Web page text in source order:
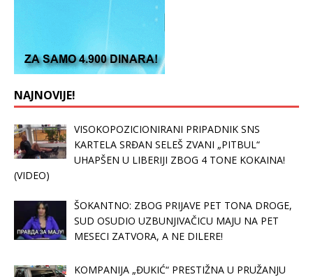
NAJNOVIJE!
VISOKOPOZICIONIRANI PRIPADNIK SNS
KARTELA SRĐAN SELEŠ ZVANI „PITBUL“
UHAPŠEN U LIBERIJI ZBOG 4 TONE KOKAINA!
(VIDEO)
ŠOKANTNO: ZBOG PRIJAVE PET TONA DROGE,
SUD OSUDIO UZBUNJIVAČICU MAJU NA PET
MESECI ZATVORA, A NE DILERE!
KOMPANIJA „ĐUKIĆ“ PRESTIŽNA U PRUŽANJU